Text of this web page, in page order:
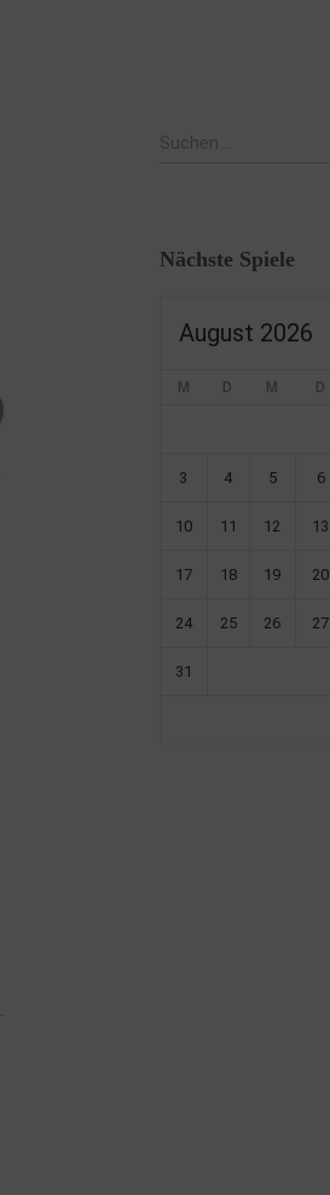
Suchen …
Nächste Spiele
August 2026
M D M D
3 4 5 6
10 11 12 13
17 18 19 20
24 25 26 27
31